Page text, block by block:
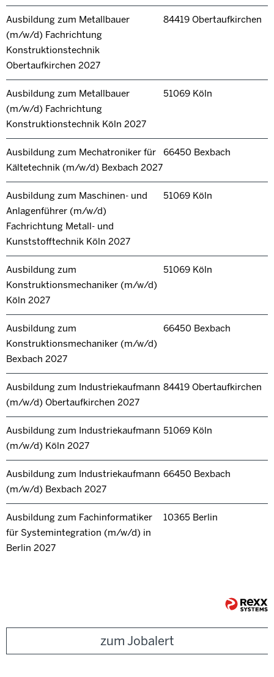
Ausbildung zum Metallbauer
(m/w/d) Fachrichtung
Konstruktionstechnik
Obertaufkirchen 2027
84419 Obertaufkirchen
Ausbildung zum Metallbauer
(m/w/d) Fachrichtung
Konstruktionstechnik Köln 2027
51069 Köln
Ausbildung zum Mechatroniker für
Kältetechnik (m/w/d) Bexbach 2027
66450 Bexbach
Ausbildung zum Maschinen- und
Anlagenführer (m/w/d)
Fachrichtung Metall- und
Kunststofftechnik Köln 2027
51069 Köln
Ausbildung zum
Konstruktionsmechaniker (m/w/d)
Köln 2027
51069 Köln
Ausbildung zum
Konstruktionsmechaniker (m/w/d)
Bexbach 2027
66450 Bexbach
Ausbildung zum Industriekaufmann
(m/w/d) Obertaufkirchen 2027
84419 Obertaufkirchen
Ausbildung zum Industriekaufmann
(m/w/d) Köln 2027
51069 Köln
Ausbildung zum Industriekaufmann
(m/w/d) Bexbach 2027
66450 Bexbach
Ausbildung zum Fachinformatiker
für Systemintegration (m/w/d) in
Berlin 2027
10365 Berlin
zum Jobalert